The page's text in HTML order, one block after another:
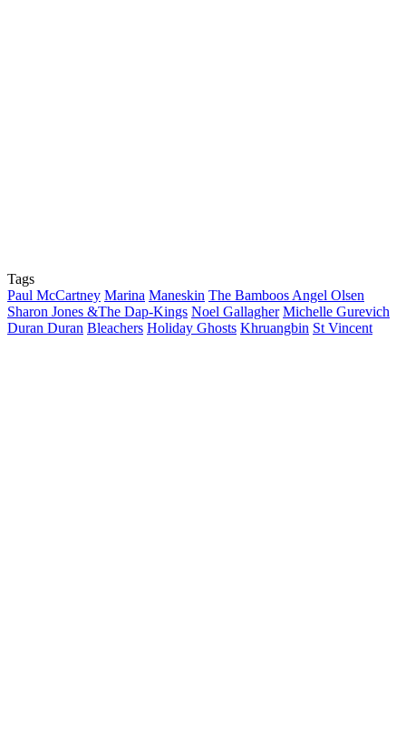
Tags
Paul McCartney Marina Maneskin The Bamboos Angel Olsen
Sharon Jones &The Dap-Kings Noel Gallagher Michelle Gurevich
Duran Duran Bleachers Holiday Ghosts Khruangbin St Vincent